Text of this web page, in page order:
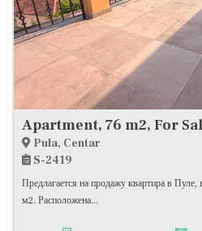
Apartment, 76 m2, For
Pula, Centar
S-2419
Предлагается на продажу квартира в
м2. Расположена...